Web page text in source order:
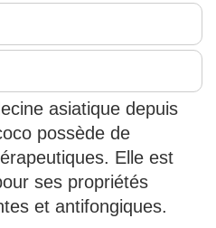
asiatique depuis
possède de
Elle est
ses propriétés
et antifongiques.